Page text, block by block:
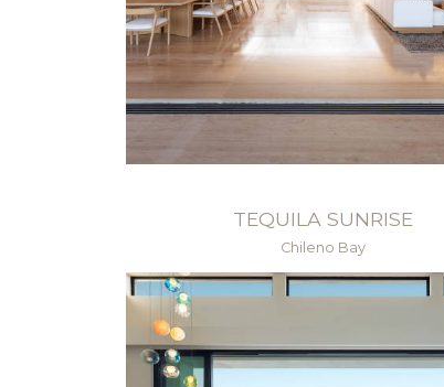
TEQUILA SUNRISE
Chileno Bay